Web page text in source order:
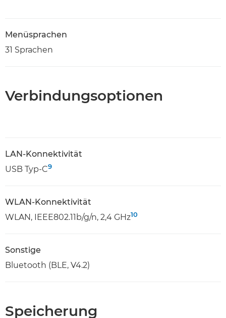
Menüsprachen
31 Sprachen
Verbindungsoptionen
LAN-Konnektivität
USB Typ-C9
WLAN-Konnektivität
WLAN, IEEE802.11b/g/n, 2,4 GHz10
Sonstige
Bluetooth (BLE, V4.2)
Speicherung